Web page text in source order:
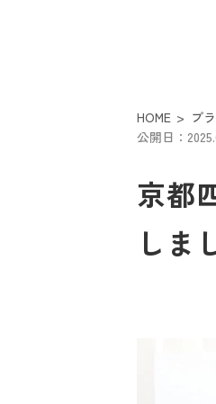
HOME ブ
公開日：
京都
しま